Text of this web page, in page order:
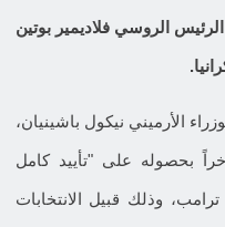
الروسي فلاديمير بوتين
الأرميني نيكول باشينيان،
بحصوله على "تأييد كامل
وذلك قبيل الانتخابات